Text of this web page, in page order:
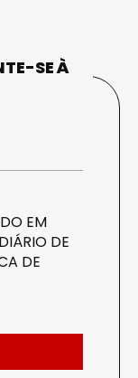
SE À
EM
DE
DE